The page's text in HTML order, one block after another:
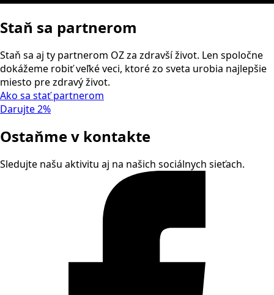
Staň sa partnerom
Staň sa aj ty partnerom OZ za zdravší život. Len spoločne
dokážeme robiť veľké veci, ktoré zo sveta urobia najlepšie
miesto pre zdravý život.
Ako sa stať partnerom
Darujte 2%
Ostaňme v kontakte
Sledujte našu aktivitu aj na našich sociálnych sieťach.